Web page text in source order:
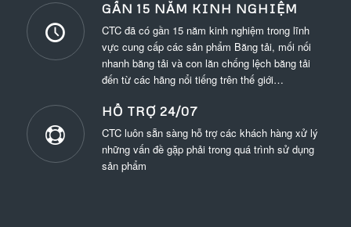
GẦN 15 NĂM KINH NGHIỆM
CTC đã có gần 15 năm kinh nghiệm trong lĩnh
vực cung cấp các sản phẩm Băng tải, mối nối
nhanh băng tải và con lăn chống lệch băng tải
đến từ các hãng nổi tiếng trên thế giới…
HỖ TRỢ 24/07
CTC luôn sẵn sàng hỗ trợ các khách hàng xử lý
những vấn đề gặp phải trong quá trình sử dụng
sản phẩm